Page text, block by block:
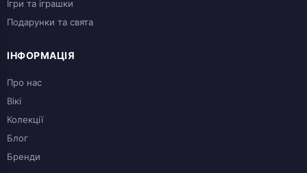
Ігри та іграшки
Подарунки та свята
ІНФОРМАЦІЯ
Про нас
Вікі
Колекції
Блог
Бренди